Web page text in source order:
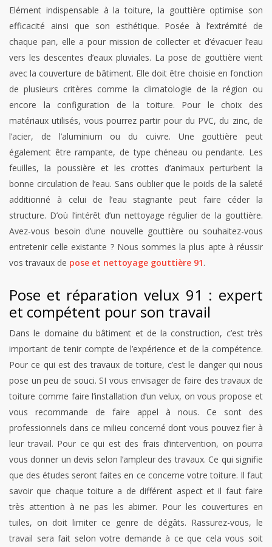
Elément indispensable à la toiture, la gouttière optimise son
efficacité ainsi que son esthétique. Posée à l’extrémité de
chaque pan, elle a pour mission de collecter et d’évacuer l’eau
vers les descentes d’eaux pluviales. La pose de gouttière vient
avec la couverture de bâtiment. Elle doit être choisie en fonction
de plusieurs critères comme la climatologie de la région ou
encore la configuration de la toiture. Pour le choix des
matériaux utilisés, vous pourrez partir pour du PVC, du zinc, de
l’acier, de l’aluminium ou du cuivre. Une gouttière peut
également être rampante, de type chéneau ou pendante. Les
feuilles, la poussière et les crottes d’animaux perturbent la
bonne circulation de l’eau. Sans oublier que le poids de la saleté
additionné à celui de l’eau stagnante peut faire céder la
structure. D’où l’intérêt d’un nettoyage régulier de la gouttière.
Avez-vous besoin d’une nouvelle gouttière ou souhaitez-vous
entretenir celle existante ? Nous sommes la plus apte à réussir
vos travaux de pose et nettoyage gouttière 91.
Pose et réparation velux 91 : expert
et compétent pour son travail
Dans le domaine du bâtiment et de la construction, c’est très
important de tenir compte de l’expérience et de la compétence.
Pour ce qui est des travaux de toiture, c’est le danger qui nous
pose un peu de souci. SI vous envisager de faire des travaux de
toiture comme faire l’installation d’un velux, on vous propose et
vous recommande de faire appel à nous. Ce sont des
professionnels dans ce milieu concerné dont vous pouvez fier à
leur travail. Pour ce qui est des frais d’intervention, on pourra
vous donner un devis selon l’ampleur des travaux. Ce qui signifie
que des études seront faites en ce concerne votre toiture. Il faut
savoir que chaque toiture a de différent aspect et il faut faire
très attention à ne pas les abimer. Pour les couvertures en
tuiles, on doit limiter ce genre de dégâts. Rassurez-vous, le
travail sera fait selon votre demande à ce que cela vous soit